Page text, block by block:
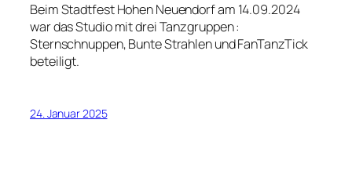
Beim Stadtfest Hohen Neuendorf am 14.09.2024
war das Studio mit drei Tanzgruppen :
Sternschnuppen, Bunte Strahlen und FanTanzTick
beteiligt.
24. Januar 2025